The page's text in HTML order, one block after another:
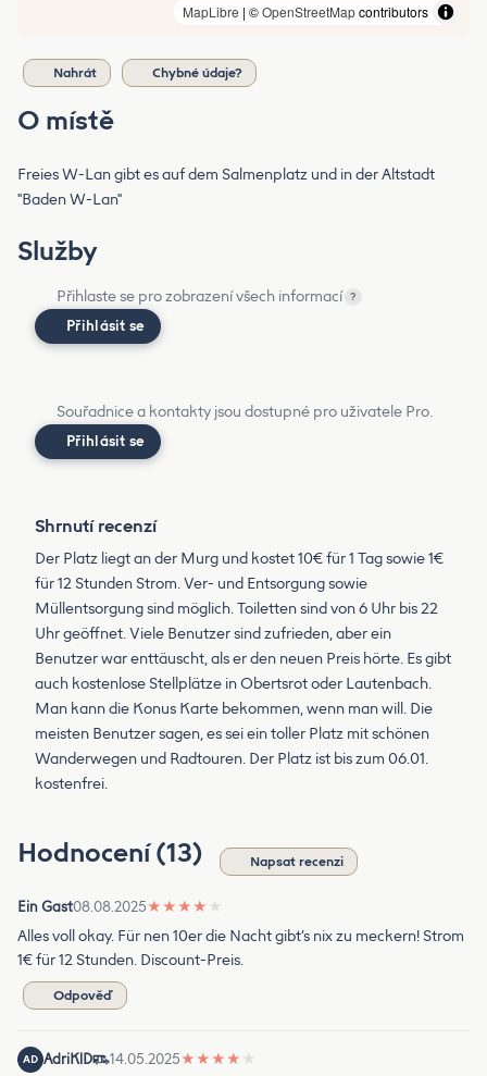
MapLibre | ©OpenStreetMapcontributors
Nahrát Chybné údaje?
O místě
Freies W-Lan gibt es auf dem Salmenplatz und in der Altstadt
"Baden W-Lan"
Služby
Přihlaste se pro zobrazení všech informací ?
Přihlásit se
Souřadnice a kontakty jsou dostupné pro uživatele Pro.
Přihlásit se
Shrnutí recenzí
Der Platz liegt an der Murg und kostet 10€ für 1 Tag sowie 1€
für 12 Stunden Strom. Ver- und Entsorgung sowie
Müllentsorgung sind möglich. Toiletten sind von 6 Uhr bis 22
Uhr geöffnet. Viele Benutzer sind zufrieden, aber ein
Benutzer war enttäuscht, als er den neuen Preis hörte. Es gibt
auch kostenlose Stellplätze in Obertsrot oder Lautenbach.
Man kann die Konus Karte bekommen, wenn man will. Die
meisten Benutzer sagen, es sei ein toller Platz mit schönen
Wanderwegen und Radtouren. Der Platz ist bis zum 06.01.
kostenfrei.
Hodnocení (13) Napsat recenzi
Ein Gast08.08.2025★ ★ ★ ★ ★
Alles voll okay. Für nen 10er die Nacht gibt’s nix zu meckern! Strom
1€ für 12 Stunden. Discount-Preis.
Odpověď
AD AdriKlD 14.05.2025★ ★ ★ ★ ★